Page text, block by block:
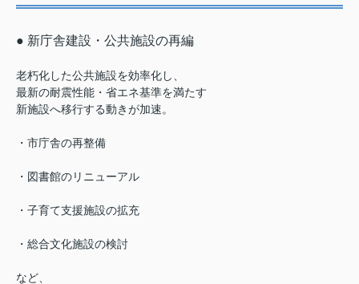
● 新庁舎建設・公共施設の再編
老朽化した公共施設を効率化し、
最新の耐震性能・省エネ基準を満たす
新施設へ移行する動きが加速。
・市庁舎の再整備
・図書館のリニューアル
・子育て支援施設の拡充
・総合文化施設の検討
など、